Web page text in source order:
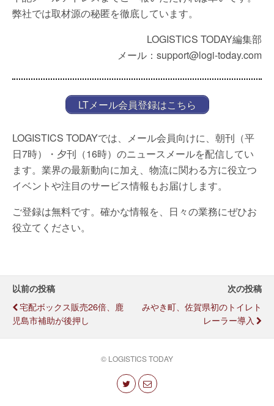
弊社では取材源の秘匿を徹底しています。
LOGISTICS TODAY編集部
メール：support@logi-today.com
LTメール会員登録はこちら
LOGISTICS TODAYでは、メール会員向けに、朝刊（平
日7時）・夕刊（16時）のニュースメールを配信してい
ます。業界の最新動向に加え、物流に関わる方に役立つ
イベントや注目のサービス情報もお届けします。
ご登録は無料です。確かな情報を、日々の業務にぜひお
役立てください。
以前の投稿
宅配ボックス販売26倍、鹿
児島市補助が後押し
次の投稿
みやき町、佐賀県初のトイレト
レーラー導入
© LOGISTICS TODAY